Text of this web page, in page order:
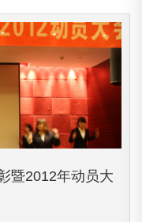
暨2012年动员大